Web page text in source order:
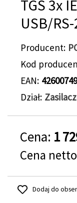
TGS 3x
USB/
Producent
Kod
EAN
Dział
Cena: 1
Cena
Dodaj do